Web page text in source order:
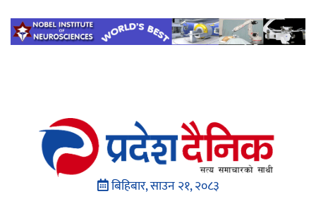
बिहिबार, साउन २१, २०८३